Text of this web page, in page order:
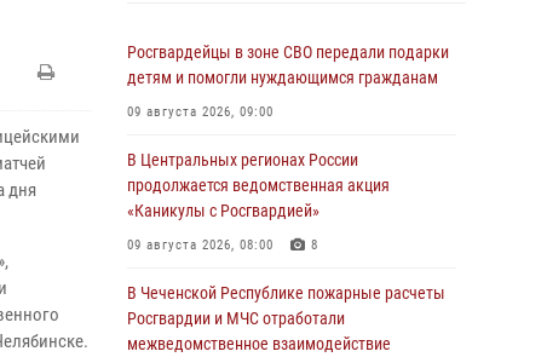
дня
Росгвардейцы в зоне СВО передали подарки
детям и помогли нуждающимся гражданам
09 августа 2026, 09:00
В Центральных регионах России
продолжается ведомственная акция
«Каникулы с Росгвардией»
09 августа 2026, 08:00 8
В Чеченской Республике пожарные расчеты
Росгвардии и МЧС отработали
межведомственное взаимодействие